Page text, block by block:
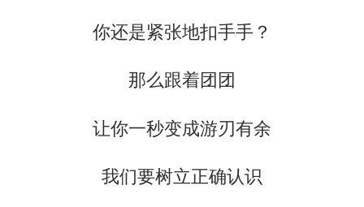
你还是紧张地扣手手？
那么跟着团团
让你一秒变成游刃有余
我们要树立正确认识